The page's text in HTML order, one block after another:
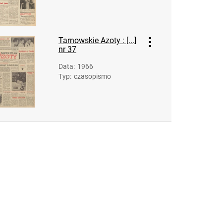
Feliksa Dzierżyńskiego. 1968, nr 15
Tarnowskie Azoty : Organ Samorządu
Robotniczego Zakładów Azotowych im.
Feliksa Dzierżyńskiego. 1968, nr 16
Tarnowskie Azoty : Organ Samorządu
Robotniczego Zakładów Azotowych im.
Feliksa Dzierżyńskiego. 1968, nr 17
Tarnowskie Azoty : Organ Samorządu
Tarnowskie Azoty : [...]
nr 37
Data: 1966
Typ: czasopismo